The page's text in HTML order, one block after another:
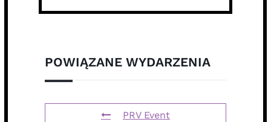
POWIĄZANE WYDARZENIA
PRV Event